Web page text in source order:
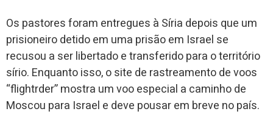
Os pastores foram entregues à Síria depois que um
prisioneiro detido em uma prisão em Israel se
recusou a ser libertado e transferido para o território
sírio. Enquanto isso, o site de rastreamento de voos
“flightrder” mostra um voo especial a caminho de
Moscou para Israel e deve pousar em breve no país.